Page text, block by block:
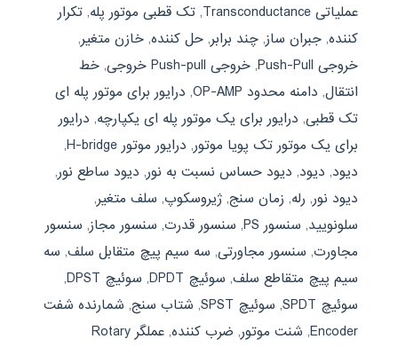
عملیاتی Transconductance
, تک قطبی موتور پله, تکرار
کننده, جبران ساز, چند برابر, حل کننده, خازن متغیر,
خروجی Push-Pull
, خروجی Push-pull خروجی , خط
انتقال, دامنه محدود OP-AMP , درایور برای موتور پله ای
تک قطبی, درایور برای یک موتور پله ای یکپارچه, درایور
برای یک موتور تک پویا موتور, درایور موتور H-bridge
,
ديود, دیود, دیود حساس نسبت به نور, دیود ساطع نور,
دیود نور, رله, زمان سنج, ژیروسکوپ, سلف متغیر,
سلونویید, سنسور PS , سنسور قدرت, سنسور مجاز, سنسور
مجاورت, سنسور مجاورتی, سه سیم پیچ متقابل سلف, سه
سیم پیچ متقاطع سلف, سوئیچ DPDT , سوئیچ DPST
,
سوئیچ SPDT
, سوئیچ SPST , شتاب سنج, شمارنده شفت
Encoder
, شنت موتور, ضرب کننده,
عملگر Rotary